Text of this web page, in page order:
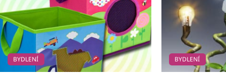
BYDLENÍ BYDLENÍ